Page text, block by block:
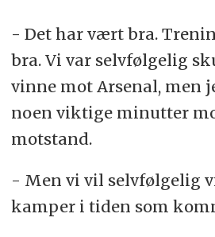
- Det har vært bra.
bra. Vi var selvfølgelig
vinne mot Arsenal, men
noen viktige minutter
motstand.
- Men vi vil selvfølgelig
kamper i tiden som